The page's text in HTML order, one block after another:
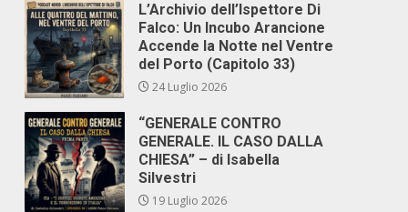
L’Archivio dell’Ispettore Di
Falco: Un Incubo Arancione
Accende la Notte nel Ventre
del Porto (Capitolo 33)
24 Luglio 2026
“GENERALE CONTRO
GENERALE. IL CASO DALLA
CHIESA” – di Isabella
Silvestri
19 Luglio 2026